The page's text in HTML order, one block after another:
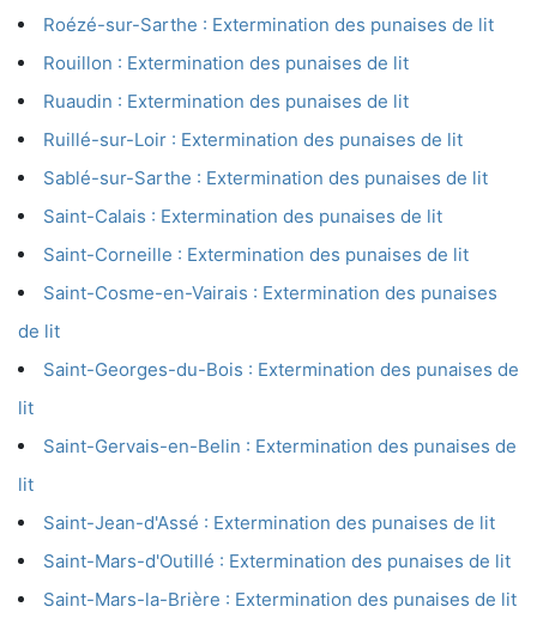
Roézé-sur-Sarthe : Extermination des punaises de lit
Rouillon : Extermination des punaises de lit
Ruaudin : Extermination des punaises de lit
Ruillé-sur-Loir : Extermination des punaises de lit
Sablé-sur-Sarthe : Extermination des punaises de lit
Saint-Calais : Extermination des punaises de lit
Saint-Corneille : Extermination des punaises de lit
Saint-Cosme-en-Vairais : Extermination des punaises
de lit
Saint-Georges-du-Bois : Extermination des punaises de
lit
Saint-Gervais-en-Belin : Extermination des punaises de
lit
Saint-Jean-d'Assé : Extermination des punaises de lit
Saint-Mars-d'Outillé : Extermination des punaises de lit
Saint-Mars-la-Brière : Extermination des punaises de lit